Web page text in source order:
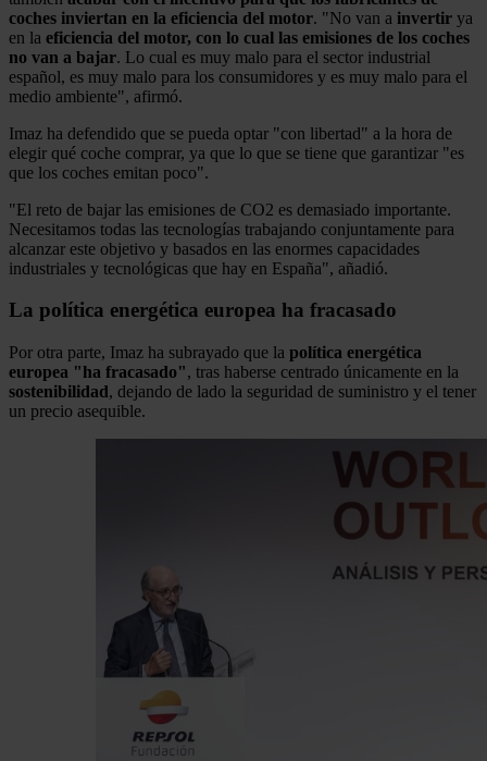
coches inviertan en la eficiencia del motor. "No van a invertir ya
en la eficiencia del motor, con lo cual las emisiones de los coches
no van a bajar. Lo cual es muy malo para el sector industrial
español, es muy malo para los consumidores y es muy malo para el
medio ambiente", afirmó.
Imaz ha defendido que se pueda optar "con libertad" a la hora de
elegir qué coche comprar, ya que lo que se tiene que garantizar "es
que los coches emitan poco".
"El reto de bajar las emisiones de CO2 es demasiado importante.
Necesitamos todas las tecnologías trabajando conjuntamente para
alcanzar este objetivo y basados en las enormes capacidades
industriales y tecnológicas que hay en España", añadió.
La política energética europea ha fracasado
Por otra parte, Imaz ha subrayado que la política energética
europea "ha fracasado", tras haberse centrado únicamente en la
sostenibilidad, dejando de lado la seguridad de suministro y el tener
un precio asequible.